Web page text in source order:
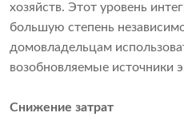
хозяйств. Этот уровень
большую степень
домовладельцам
возобновляемые источники
Снижение затрат